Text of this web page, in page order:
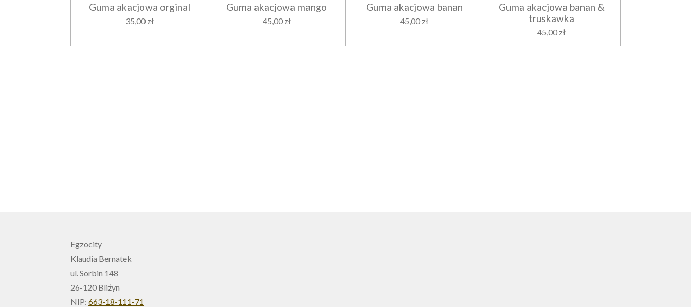
Guma akacjowa orginal
35,00 zł
Guma akacjowa mango
45,00 zł
Guma akacjowa banan
45,00 zł
Guma akacjowa banan &
truskawka
45,00 zł
Egzocity
Klaudia Bernatek
ul. Sorbin 148
26-120 Bliżyn
NIP: 663-18-111-71